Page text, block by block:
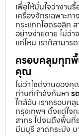
เพื่อให้มั่นใจว่างาน
เครื่องจักรเฉพาะทา
กระแทกไฮดรอลิก
อย่างง่ายดาย ไม่ว่
แค่ไหน เราก็สามาร
ครอบคลุมทุกพื้
คุณ
ไม่ว่าไซต์งานของคุ
ท่านที่กำลังค้นหา ร
ใกล้ฉัน เราครอบค
กรุงเทพฯ ตั้งแต่ใจ
สาทร ไปจนถึงพื้น
มีนบุรี ลาดกระบัง